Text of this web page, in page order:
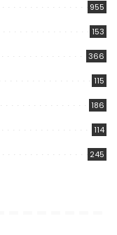
955
153
366
115
186
114
245